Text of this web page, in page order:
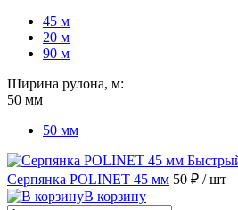
45 м
20 м
90 м
Ширина рулона, м:
50 мм
50 мм
Серпянка POLINET 45 мм 50 ₽ / шт
В корзину